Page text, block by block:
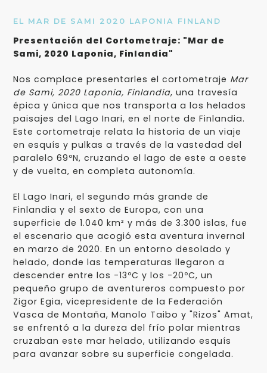
EL MAR DE SAMI 2020 LAPONIA FINLAND
Presentación del Cortometraje: "Mar de
Sami, 2020 Laponia, Finlandia"
Nos complace presentarles el cortometraje Mar
de Sami, 2020 Laponia, Finlandia, una travesía
épica y única que nos transporta a los helados
paisajes del Lago Inari, en el norte de Finlandia.
Este cortometraje relata la historia de un viaje
en esquís y pulkas a través de la vastedad del
paralelo 69ºN, cruzando el lago de este a oeste
y de vuelta, en completa autonomía.
El Lago Inari, el segundo más grande de
Finlandia y el sexto de Europa, con una
superficie de 1.040 km² y más de 3.300 islas, fue
el escenario que acogió esta aventura invernal
en marzo de 2020. En un entorno desolado y
helado, donde las temperaturas llegaron a
descender entre los -13ºC y los -20ºC, un
pequeño grupo de aventureros compuesto por
Zigor Egia, vicepresidente de la Federación
Vasca de Montaña, Manolo Taibo y "Rizos" Amat,
se enfrentó a la dureza del frío polar mientras
cruzaban este mar helado, utilizando esquís
para avanzar sobre su superficie congelada.